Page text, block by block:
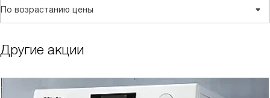
По возрастанию цены
Другие акции